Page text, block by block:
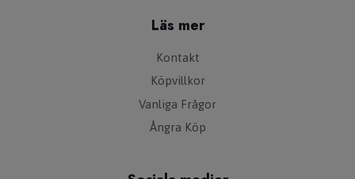
Läs mer
Kontakt
Köpvillkor
Vanliga Frågor
Ångra Köp